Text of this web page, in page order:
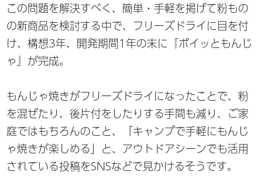
この問題を解決すべく、簡単・手軽を掲げて粉もの
の新商品を検討する中で、フリーズドライに目を付
け、構想3年、開発期間1年の末に『ポイッともんじ
ゃ』が完成。
もんじゃ焼きがフリーズドライになったことで、粉
を混ぜたり、後片付をしたりする手間も減り、ご家
庭ではもちろんのこと、「キャンプで手軽にもんじ
ゃ焼きが楽しめる」と、アウトドアシーンでも活用
されている投稿をSNSなどで見かけるそうです。